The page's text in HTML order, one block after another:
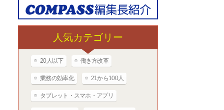
人気カテゴリー
20人以下 働き方改革
業務の効率化 21から100人
タブレット・スマホ・アプリ